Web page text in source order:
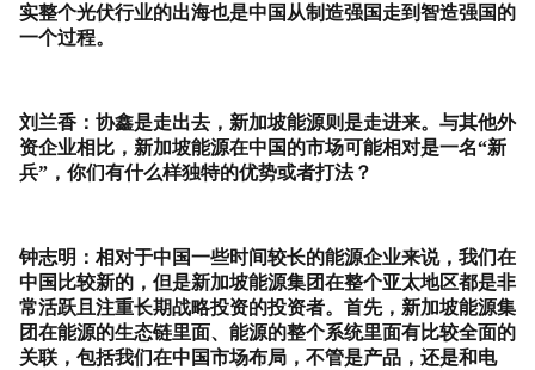
实整个光伏行业的出海也是中国从制造强国走到智造强国的
一个过程。
刘兰香：协鑫是走出去，新加坡能源则是走进来。与其他外
资企业相比，新加坡能源在中国的市场可能相对是一名“新
兵”，你们有什么样独特的优势或者打法？
钟志明：相对于中国一些时间较长的能源企业来说，我们在
中国比较新的，但是新加坡能源集团在整个亚太地区都是非
常活跃且注重长期战略投资的投资者。首先，新加坡能源集
团在能源的生态链里面、能源的整个系统里面有比较全面的
关联，包括我们在中国市场布局，不管是产品，还是和电